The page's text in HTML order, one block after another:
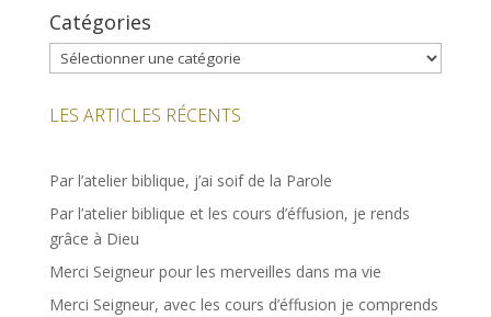
Catégories
Catégories
LES ARTICLES RÉCENTS
Par l’atelier biblique, j’ai soif de la Parole
Par l’atelier biblique et les cours d’éffusion, je rends
grâce à Dieu
Merci Seigneur pour les merveilles dans ma vie
Merci Seigneur, avec les cours d’éffusion je comprends